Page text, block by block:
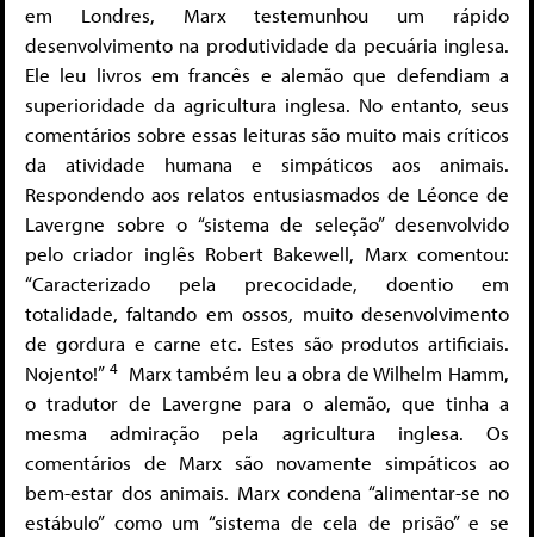
em Londres, Marx testemunhou um rápido
desenvolvimento na produtividade da pecuária inglesa.
Ele leu livros em francês e alemão que defendiam a
superioridade da agricultura inglesa. No entanto, seus
comentários sobre essas leituras são muito mais críticos
da atividade humana e simpáticos aos animais.
Respondendo aos relatos entusiasmados de Léonce de
Lavergne sobre o “sistema de seleção” desenvolvido
pelo criador inglês Robert Bakewell, Marx comentou:
“Caracterizado pela precocidade, doentio em
totalidade, faltando em ossos, muito desenvolvimento
de gordura e carne etc. Estes são produtos artificiais.
Nojento!” 4Marx também leu a obra de Wilhelm Hamm,
o tradutor de Lavergne para o alemão, que tinha a
mesma admiração pela agricultura inglesa. Os
comentários de Marx são novamente simpáticos ao
bem-estar dos animais. Marx condena “alimentar-se no
estábulo” como um “sistema de cela de prisão” e se